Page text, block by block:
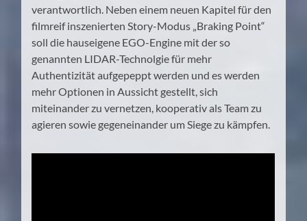
verantwortlich. Neben einem neuen Kapitel für den
filmreif inszenierten Story-Modus „Braking Point“
soll die hauseigene EGO-Engine mit der so
genannten LIDAR-Technolgie für mehr
Authentizität aufgepeppt werden und es werden
mehr Optionen in Aussicht gestellt, sich
miteinander zu vernetzen, kooperativ als Team zu
agieren sowie gegeneinander um Siege zu kämpfen.